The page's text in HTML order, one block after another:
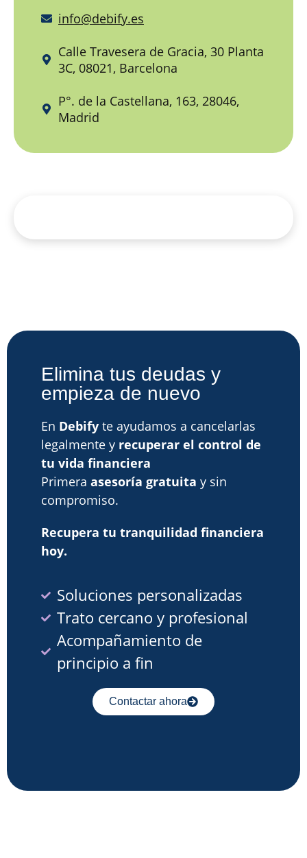
info@debify.es
Calle Travesera de Gracia, 30 Planta
3C, 08021, Barcelona
P°. de la Castellana, 163, 28046,
Madrid
Elimina tus deudas y
empieza de nuevo
En Debify te ayudamos a cancelarlas
legalmente y recuperar el control de
tu vida financiera
Primera asesoría gratuita y sin
compromiso.
Recupera tu tranquilidad financiera
hoy.
Soluciones personalizadas
Trato cercano y profesional
Acompañamiento de
principio a fin
Contactar ahora